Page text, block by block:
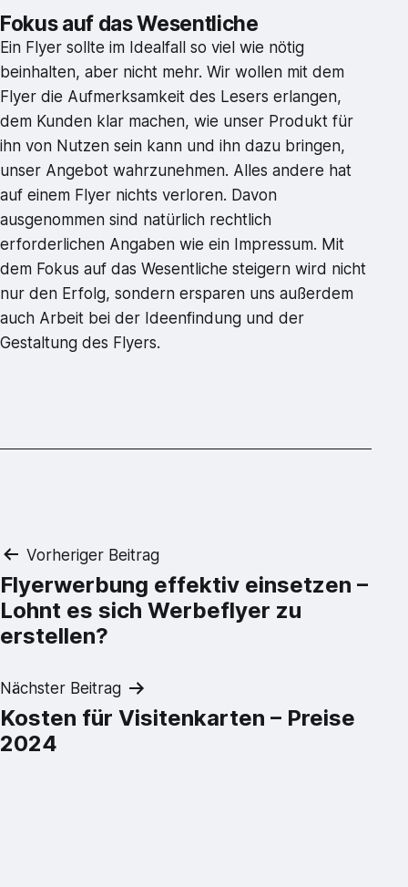
Fokus auf das Wesentliche
Ein Flyer sollte im Idealfall so viel wie nötig
beinhalten, aber nicht mehr. Wir wollen mit dem
Flyer die Aufmerksamkeit des Lesers erlangen,
dem Kunden klar machen, wie unser Produkt für
ihn von Nutzen sein kann und ihn dazu bringen,
unser Angebot wahrzunehmen. Alles andere hat
auf einem Flyer nichts verloren. Davon
ausgenommen sind natürlich rechtlich
erforderlichen Angaben wie ein Impressum. Mit
dem Fokus auf das Wesentliche steigern wird nicht
nur den Erfolg, sondern ersparen uns außerdem
auch Arbeit bei der Ideenfindung und der
Gestaltung des Flyers.
Beitragsnavigation
Vorheriger Beitrag
Flyerwerbung effektiv einsetzen –
Lohnt es sich Werbeflyer zu
erstellen?
Nächster Beitrag
Kosten für Visitenkarten – Preise
2024